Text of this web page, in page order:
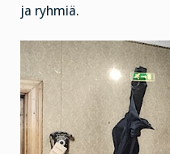
ja ryhmiä.